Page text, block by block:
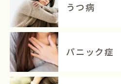
うつ病
パニック症